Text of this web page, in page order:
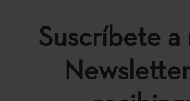
Suscríbete a